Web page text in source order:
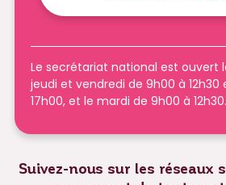
Le secrétariat national est ouvert
jeudi et vendredi de 9h00 à 12h30
17h00, et le mardi de 9h00 à 12h30.
Suivez-nous sur les réseaux